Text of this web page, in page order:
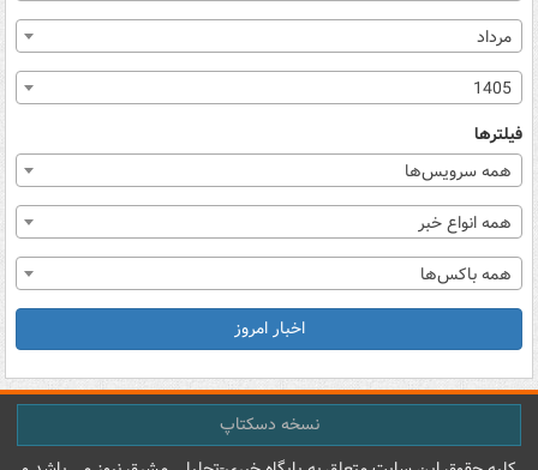
مرداد
1405
فیلترها
همه سرویس‌ها
همه انواع خبر
همه باکس‌ها
اخبار امروز
نسخه دسکتاپ